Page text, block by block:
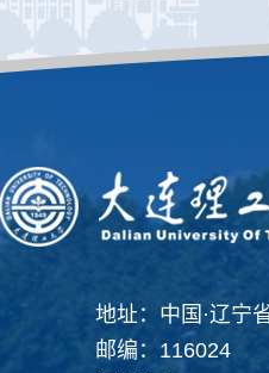
地址：中国·辽宁
邮编：116024